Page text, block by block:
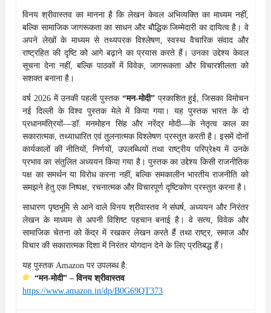
विनय श्रीवास्तव का मानना है कि लेखन केवल अभिव्यक्ति का माध्यम नहीं,
बल्कि सामाजिक जागरूकता का साधन और बौद्धिक जिम्मेदारी का दायित्व है। वे
अपने लेखों के माध्यम से तथ्यपरक विश्लेषण, स्वस्थ वैचारिक संवाद और
राष्ट्रहित की दृष्टि को आगे बढ़ाने का प्रयास करते हैं। उनका उद्देश्य केवल
सूचना देना नहीं, बल्कि पाठकों में विवेक, जागरूकता और विचारशीलता को
सशक्त बनाना है।
वर्ष 2026 में उनकी पहली पुस्तक “मन-मोदी”प्रकाशित हुई, जिसका विमोचन
नई दिल्ली के विश्व पुस्तक मेले में किया गया। यह पुस्तक भारत के दो
प्रधानमंत्रियों—डॉ. मनमोहन सिंह और नरेंद्र मोदी—के नेतृत्व काल का
सकारात्मक, तथ्याधारित एवं तुलनात्मक विश्लेषण प्रस्तुत करती है। इसमें दोनों
कार्यकालों की नीतियों, निर्णयों, उपलब्धियों तथा राष्ट्रीय परिप्रेक्ष्य में उनके
प्रभाव का संतुलित अध्ययन किया गया है। पुस्तक का उद्देश्य किसी राजनीतिक
पक्ष का समर्थन या विरोध करना नहीं, बल्कि समकालीन भारतीय राजनीति को
समझने हेतु एक निष्पक्ष, रचनात्मक और विचारपूर्ण दृष्टिकोण प्रस्तुत करना है।
साधारण पृष्ठभूमि से आने वाले विनय श्रीवास्तव ने संघर्ष, अध्ययन और निरंतर
लेखन के माध्यम से अपनी विशिष्ट पहचान बनाई है। वे सत्य, विवेक और
सामाजिक चेतना को केंद्र में रखकर लेखन करते हैं तथा राष्ट्र, समाज और
विचार की सकारात्मक दिशा में निरंतर योगदान देने के लिए प्रतिबद्ध हैं।
यह पुस्तक Amazon पर उपलब्ध है:
“मन-मोदी” – विनय श्रीवास्तव
https://www.amazon.in/dp/B0G69QT373